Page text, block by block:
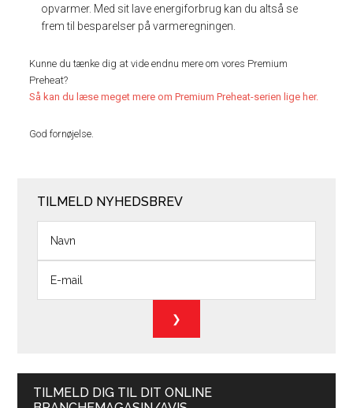
opvarmer. Med sit lave energiforbrug kan du altså se
frem til besparelser på varmeregningen.
Kunne du tænke dig at vide endnu mere om vores Premium
Preheat?
Så kan du læse meget mere om Premium Preheat-serien lige her.
God fornøjelse.
TILMELD NYHEDSBREV
TILMELD DIG TIL DIT ONLINE